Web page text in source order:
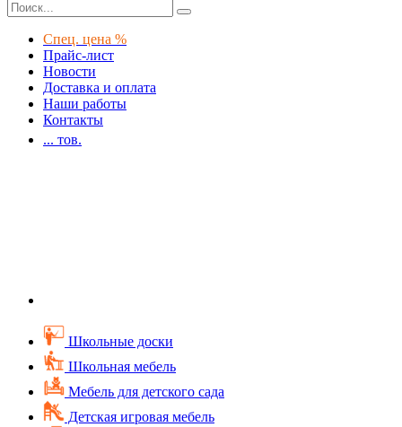
Спец. цена %
Прайс-лист
Новости
Доставка и оплата
Наши работы
Контакты
... тов.
Школьные доски
Школьная мебель
Мебель для детского сада
Детская игровая мебель